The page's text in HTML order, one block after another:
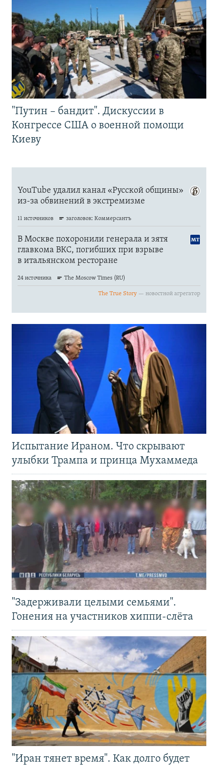
"Путин – бандит". Дискуссии в
Конгрессе США о военной помощи
Киеву
Испытание Ираном. Что скрывают
улыбки Трампа и принца Мухаммеда
"Задерживали целыми семьями".
Гонения на участников хиппи-слёта
"Иран тянет время". Как долго будет